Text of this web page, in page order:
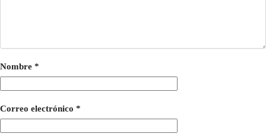
Nombre *
Correo electrónico *